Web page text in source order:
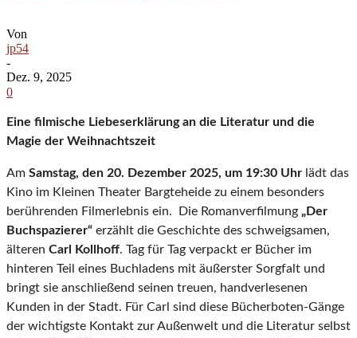
Von
jp54
-
Dez. 9, 2025
0
Eine filmische Liebeserklärung an die Literatur und die
Magie der Weihnachtszeit
Am Samstag, den 20. Dezember 2025, um 19:30 Uhr lädt das
Kino im Kleinen Theater Bargteheide zu einem besonders
berührenden Filmerlebnis ein. Die Romanverfilmung „Der
Buchspazierer“ erzählt die Geschichte des schweigsamen,
älteren Carl Kollhoff. Tag für Tag verpackt er Bücher im
hinteren Teil eines Buchladens mit äußerster Sorgfalt und
bringt sie anschließend seinen treuen, handverlesenen
Kunden in der Stadt. Für Carl sind diese Bücherboten-Gänge
der wichtigste Kontakt zur Außenwelt und die Literatur selbst